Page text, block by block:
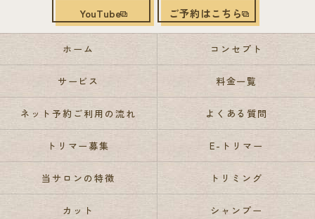
YouTube ご予約はこちら
ホーム コンセプト
サービス 料金一覧
ネット予約ご利用の流れ よくある質問
トリマー募集 E-トリマー
当サロンの特徴 トリミング
カット シャンプー